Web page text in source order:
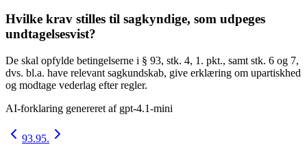
Hvilke krav stilles til sagkyndige, som udpeges
undtagelsesvist?
De skal opfylde betingelserne i § 93, stk. 4, 1. pkt., samt stk. 6 og 7,
dvs. bl.a. have relevant sagkundskab, give erklæring om upartiskhed
og modtage vederlag efter regler.
AI-forklaring genereret af gpt-4.1-mini
93.95.